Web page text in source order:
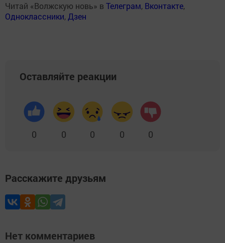
Читай «Волжскую новь» в Телеграм, Вконтакте,
Одноклассники, Дзен
Оставляйте реакции
0 0 0 0 0
Расскажите друзьям
Нет комментариев